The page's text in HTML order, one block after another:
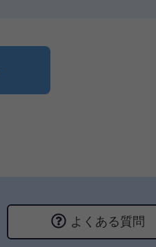
よくある質問